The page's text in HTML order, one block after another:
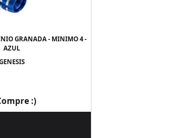
GRANADA - MINIMO 4 -
AZUL
:)